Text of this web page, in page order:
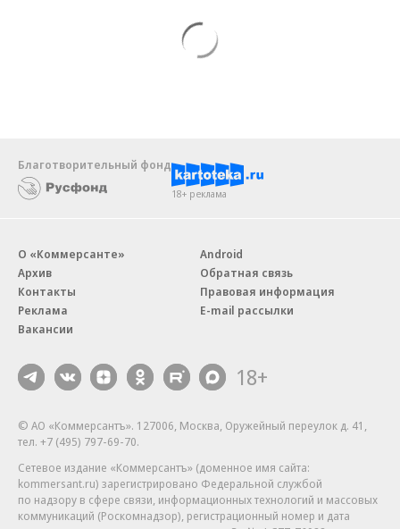
Благотворительный фонд
18+ реклама
О «Коммерсанте»
Архив
Контакты
Реклама
Вакансии
Android
Обратная связь
Правовая информация
E-mail рассылки
18+
© АО «Коммерсантъ». 127006, Москва, Оружейный переулок д. 41,
тел. +7 (495) 797-69-70.
Сетевое издание «Коммерсантъ» (доменное имя сайта:
kommersant.ru) зарегистрировано Федеральной службой
по надзору в сфере связи, информационных технологий и массовых
коммуникаций (Роскомнадзор), регистрационный номер и дата